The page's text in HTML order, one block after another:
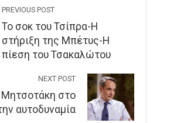
PREVIOUS POST
Το σοκ του Τσίπρα-Η
στήριξη της Μπέτυς-Η
πίεση του Τσακαλώτου
NEXT POST
Μητσοτάκη στο
αυτοδυναμία